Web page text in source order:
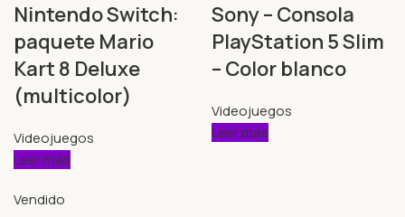
Nintendo Switch:
paquete Mario
Kart 8 Deluxe
(multicolor)
Videojuegos
Leer más
Sony – Consola
PlayStation 5 Slim
– Color blanco
Videojuegos
Leer más
Vendido